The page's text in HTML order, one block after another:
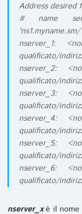
Address desired
# name
nserver_1:
qualificato/
nserver_2:
qualificato/
nserver_3:
qualificato/
nserver_4:
qualificato/
nserver_5:
qualificato/
nserver_6:
qualificato/
nserver_xè il nome